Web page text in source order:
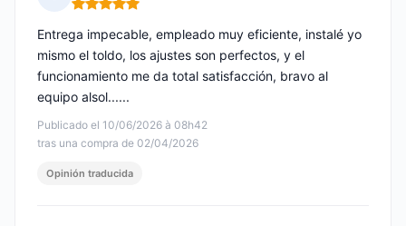
Nota: 5 de 5
Publicado el 10/06/2026 à 08h42
tras una compra de 02/04/2026
Entrega impecable, empleado muy eficiente, instalé yo
mismo el toldo, los ajustes son perfectos, y el
funcionamiento me da total satisfacción, bravo al
equipo alsol......
Opinión traducida